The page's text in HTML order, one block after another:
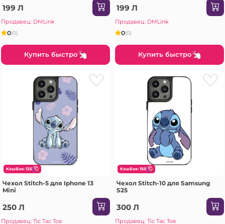
199 Л
Продавец: DMLink
0(0)
Купить быстро
199 Л
Продавец: DMLink
0(0)
Купить быстро
КэшБэк: 125
Чехол Stitch-5 для Iphone 13
Mini
250 Л
Продавец: Tic Tac Toe
КэшБэк: 150
Чехол Stitch-10 для Samsung
S25
300 Л
Продавец: Tic Tac Toe